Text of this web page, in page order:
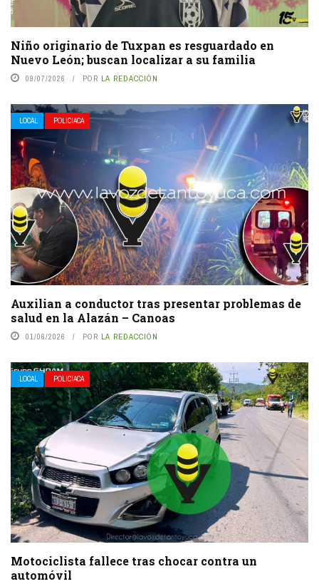
Niño originario de Tuxpan es resguardado en
Nuevo León; buscan localizar a su familia
09/07/2026 POR LA REDACCIÓN
LOCAL POLICIACA
Auxilian a conductor tras presentar problemas de
salud en la Alazán – Canoas
01/06/2026 POR LA REDACCIÓN
LOCAL POLICIACA
Motociclista fallece tras chocar contra un
automóvil